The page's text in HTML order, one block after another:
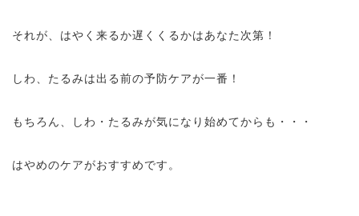
それが、はやく来るか遅くくるかはあなた次第！
しわ、たるみは出る前の予防ケアが一番！
もちろん、しわ・たるみが気になり始めてからも・・・
はやめのケアがおすすめです。